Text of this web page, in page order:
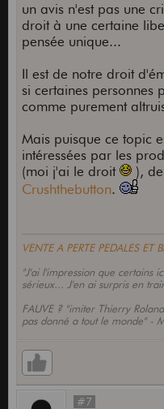
un avis n'est pas une
droit à une certaine
pensée unique...
Il est de notre droit
si certaines personnes
comme purement
Mais puisque ce topic
intéressées par les
(moi j'ai le droit
), de
Crushthebutton.
VENTE A PERTE PEDALES ET
"J'ai l'impression que certains
sérieux... J'en ai surpris en
FAUVE ? "imiter Thierry
pas donné a tout le monde" -
#7